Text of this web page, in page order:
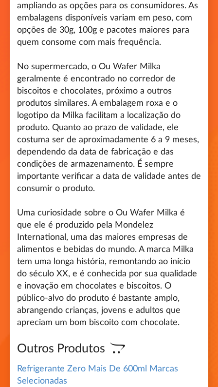
ampliando as opções para os consumidores. As
embalagens disponíveis variam em peso, com
opções de 30g, 100g e pacotes maiores para
quem consome com mais frequência.
No supermercado, o Ou Wafer Milka
geralmente é encontrado no corredor de
biscoitos e chocolates, próximo a outros
produtos similares. A embalagem roxa e o
logotipo da Milka facilitam a localização do
produto. Quanto ao prazo de validade, ele
costuma ser de aproximadamente 6 a 9 meses,
dependendo da data de fabricação e das
condições de armazenamento. É sempre
importante verificar a data de validade antes de
consumir o produto.
Uma curiosidade sobre o Ou Wafer Milka é
que ele é produzido pela Mondelez
International, uma das maiores empresas de
alimentos e bebidas do mundo. A marca Milka
tem uma longa história, remontando ao início
do século XX, e é conhecida por sua qualidade
e inovação em chocolates e biscoitos. O
público-alvo do produto é bastante amplo,
abrangendo crianças, jovens e adultos que
apreciam um bom biscoito com chocolate.
Outros Produtos
Refrigerante Zero Mais De 600ml Marcas
Selecionadas